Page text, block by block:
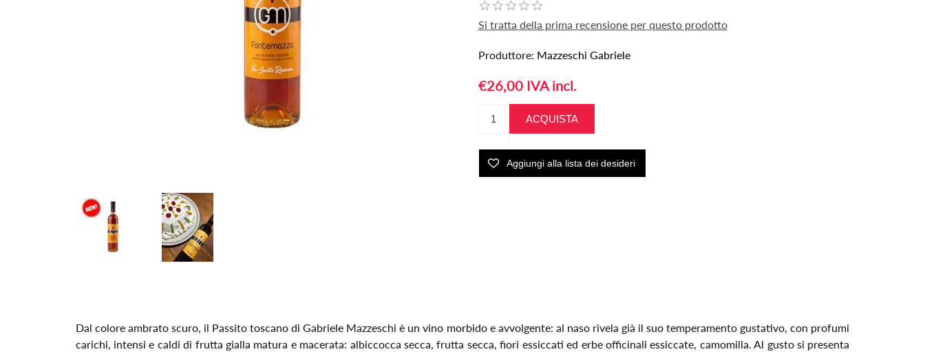
Si tratta della prima recensione per questo prodotto
Produttore: Mazzeschi Gabriele
€26,00 IVA incl.
Dal colore ambrato scuro, il Passito toscano di Gabriele Mazzeschi è un vino morbido e avvolgente: al naso rivela già il suo temperamento gustativo, con profumi
carichi, intensi e caldi di frutta gialla matura e macerata: albiccocca secca, frutta secca, fiori essiccati ed erbe officinali essiccate, camomilla. Al gusto si presenta